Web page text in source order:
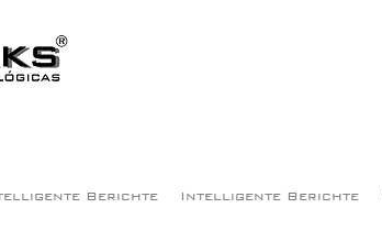
Berichte Intelligente Berichte